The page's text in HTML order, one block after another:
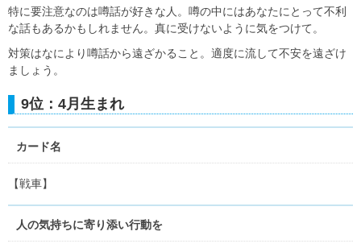
特に要注意なのは噂話が好きな人。噂の中にはあなたにとって不利
な話もあるかもしれません。真に受けないように気をつけて。
対策はなにより噂話から遠ざかること。適度に流して不安を遠ざけ
ましょう。
9位：4月生まれ
カード名
【戦車】
人の気持ちに寄り添い行動を